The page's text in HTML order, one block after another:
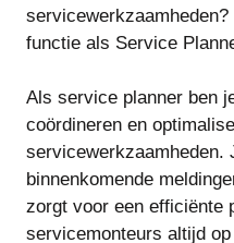
functie als Service
Als service planner ben
coördineren en
servicewerkzaamheden.
binnenkomende
zorgt voor een efficiënte
servicemonteurs altijd